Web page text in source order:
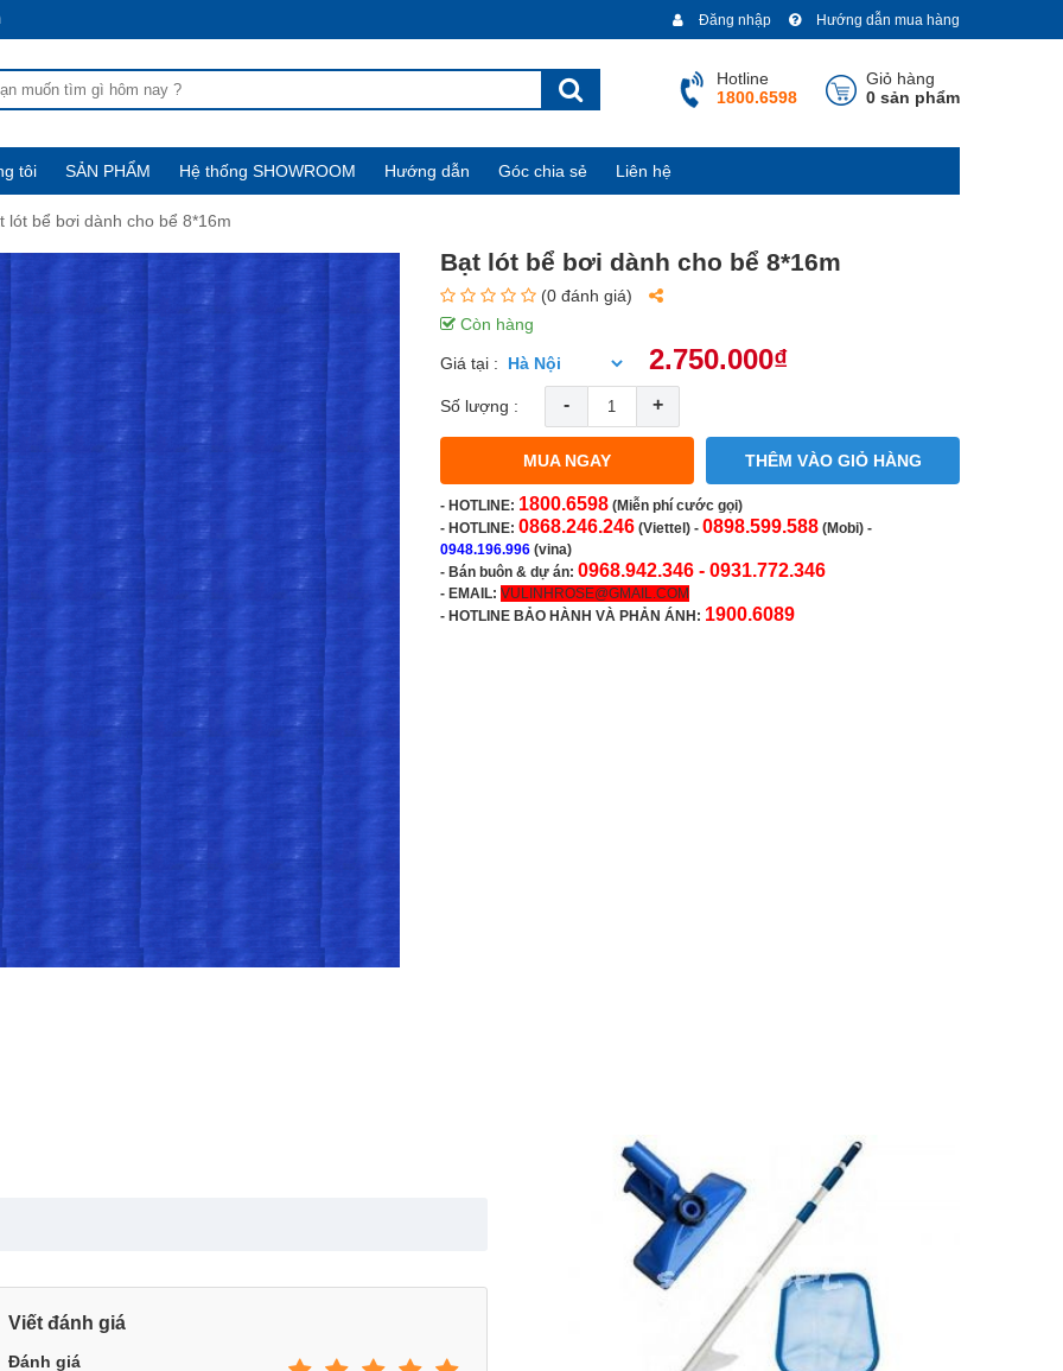
Hướng dẫn mua hàng
Đăng nhập
Giỏ hàng
0 sản phẩm
Hotline
1800.6598
tôi SẢN PHẨM Hệ thống SHOWROOM Hướng dẫn Góc chia sẻ Liên hệ
lót bể bơi dành cho bể 8*16m
Bạt lót bể bơi dành cho bể 8*16m
(0 đánh giá)
Còn hàng
Giá tại : 2.750.000₫
Số lượng : - +
MUA NGAY THÊM VÀO GIỎ HÀNG
- HOTLINE: 1800.6598 (Miễn phí cước gọi)
- HOTLINE: 0868.246.246 (Viettel) - 0898.599.588 (Mobi) -
0948.196.996 (vina)
- Bán buôn & dự án: 0968.942.346 - 0931.772.346
- EMAIL: VULINHROSE@GMAIL.COM
- HOTLINE BẢO HÀNH VÀ PHẢN ÁNH: 1900.6089
Viết đánh giá
Đánh giá